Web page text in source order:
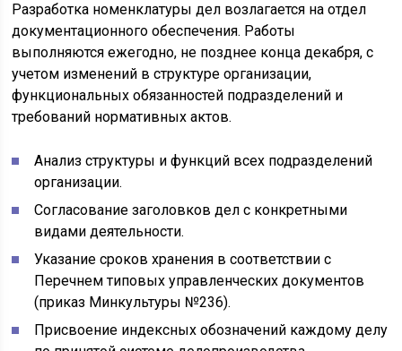
Разработка номенклатуры дел возлагается на отдел
документационного обеспечения. Работы
выполняются ежегодно, не позднее конца декабря, с
учетом изменений в структуре организации,
функциональных обязанностей подразделений и
требований нормативных актов.
Анализ структуры и функций всех подразделений
организации.
Согласование заголовков дел с конкретными
видами деятельности.
Указание сроков хранения в соответствии с
Перечнем типовых управленческих документов
(приказ Минкультуры №236).
Присвоение индексных обозначений каждому делу